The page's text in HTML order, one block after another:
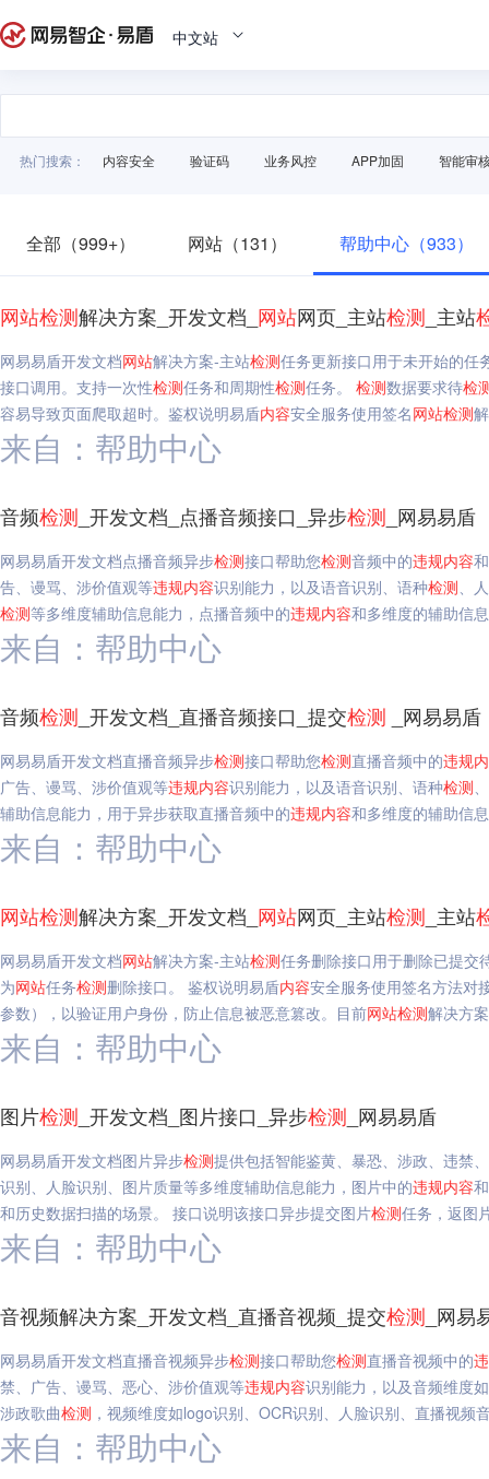
中文站
热门搜索： 内容安全 验证码 业务风控 APP加固 智能审
全部（999+） 网站（131） 帮助中心（933）
网站检测解决方案_开发文档_ 网站网页_主站检测 _主站
网易易盾开发文档网站解决方案-主站检测任务更新接口用于未开始的任
接口调用。支持一次性检测任务和周期性检测任务。 检测数据要求待检
容易导致页面爬取超时。鉴权说明易盾内容安全服务使用签名网站检测
来自：帮助中心
音频检测 _开发文档_点播音频接口_异步检测 _网易易盾
网易易盾开发文档点播音频异步检测接口帮助您检测音频中的违规内容
告、谩骂、涉价值观等违规内容识别能力，以及语音识别、语种检测、
检测等多维度辅助信息能力，点播音频中的违规内容和多维度的辅助信
来自：帮助中心
音频检测 _开发文档_直播音频接口_提交检测 _网易易盾
网易易盾开发文档直播音频异步检测接口帮助您检测直播音频中的违规
广告、谩骂、涉价值观等违规内容识别能力，以及语音识别、语种检测
辅助信息能力，用于异步获取直播音频中的违规内容和多维度的辅助信
来自：帮助中心
网站检测解决方案_开发文档_ 网站网页_主站检测 _主站
网易易盾开发文档网站解决方案-主站检测任务删除接口用于删除已提交
为网站任务检测删除接口。 鉴权说明易盾内容安全服务使用签名方法对
参数），以验证用户身份，防止信息被恶意篡改。目前网站检测解决方
来自：帮助中心
图片检测 _开发文档_图片接口_异步检测 _网易易盾
网易易盾开发文档图片异步检测提供包括智能鉴黄、暴恐、涉政、违禁
识别、人脸识别、图片质量等多维度辅助信息能力，图片中的违规内容
和历史数据扫描的场景。 接口说明该接口异步提交图片检测任务，返图
来自：帮助中心
音视频解决方案_开发文档_直播音视频_提交检测 _网易
网易易盾开发文档直播音视频异步检测接口帮助您检测直播音视频中的
禁、广告、谩骂、恶心、涉价值观等违规内容识别能力，以及音频维度
涉政歌曲检测 ，视频维度如logo识别、OCR识别、人脸识别、直播视
来自：帮助中心